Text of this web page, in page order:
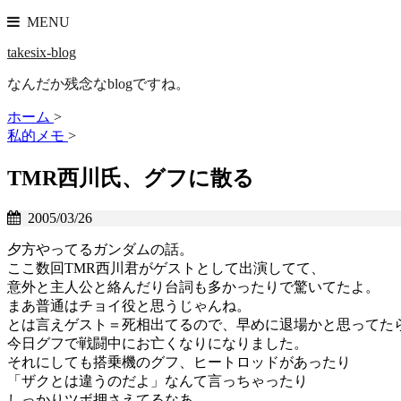
MENU
takesix-blog
なんだか残念なblogですね。
ホーム >
私的メモ >
TMR西川氏、グフに散る
2005/03/26
夕方やってるガンダムの話。
ここ数回TMR西川君がゲストとして出演してて、
意外と主人公と絡んだり台詞も多かったりで驚いてたよ。
まあ普通はチョイ役と思うじゃんね。
とは言えゲスト＝死相出てるので、早めに退場かと思ってた
今日グフで戦闘中にお亡くなりになりました。
それにしても搭乗機のグフ、ヒートロッドがあったり
「ザクとは違うのだよ」なんて言っちゃったり